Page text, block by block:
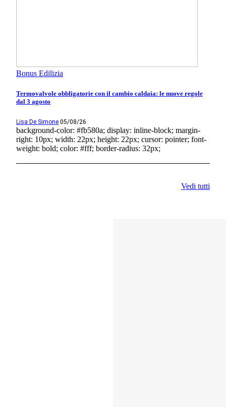
Bonus Edilizia
Termovalvole obbligatorie con il cambio caldaia: le nuove regole
dal 3 agosto
Lisa De Simone 05/08/26
background-color: #fb580a; display: inline-block; margin-
right: 10px; width: 22px; height: 22px; cursor: pointer; font-
weight: bold; color: #fff; border-radius: 32px;
Vedi tutti